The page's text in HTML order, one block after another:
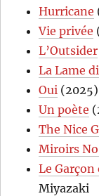
Hurricane
Vie privée
L’Outsider
La Lame
Oui
Un poète
The Nice
Miroirs
Le Garçon
Miyazaki